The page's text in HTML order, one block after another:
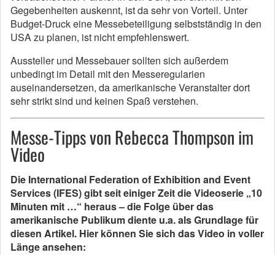
Gegebenheiten auskennt, ist da sehr von Vorteil. Unter
Budget-Druck eine Messebeteiligung selbstständig in den
USA zu planen, ist nicht empfehlenswert.
Aussteller und Messebauer sollten sich außerdem
unbedingt im Detail mit den Messeregularien
auseinandersetzen, da amerikanische Veranstalter dort
sehr strikt sind und keinen Spaß verstehen.
Messe-Tipps von Rebecca Thompson im
Video
Die International Federation of Exhibition and Event
Services (IFES) gibt seit einiger Zeit die Videoserie „10
Minuten mit …“ heraus – die Folge über das
amerikanische Publikum diente u.a. als Grundlage für
diesen Artikel. Hier können Sie sich das Video in voller
Länge ansehen: